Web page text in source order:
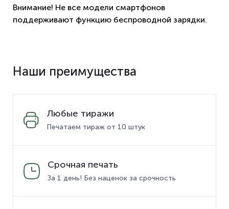
Внимание! Не все модели смартфонов
поддерживают функцию беспроводной зарядки.
Наши преимущества
Любые тиражи
Печатаем тираж от 10 штук
Срочная печать
За 1 день! Без наценок за срочность